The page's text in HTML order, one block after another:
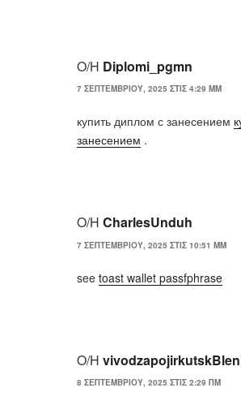
Ο/Η Diplomi_pgmn
7 ΣΕΠΤΕΜΒΡΊΟΥ, 2025 ΣΤΙΣ 4:29 ΜΜ
купить диплом с занесением
занесением .
Ο/Η CharlesUnduh
7 ΣΕΠΤΕΜΒΡΊΟΥ, 2025 ΣΤΙΣ 10:51 ΜΜ
see toast wallet passfphrase
Ο/Η
8 ΣΕΠΤΕΜΒΡΊΟΥ, 2025 ΣΤΙΣ 2:29 ΠΜ